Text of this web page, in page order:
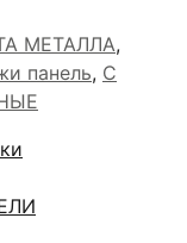
МЕТАЛЛА,
панель, С